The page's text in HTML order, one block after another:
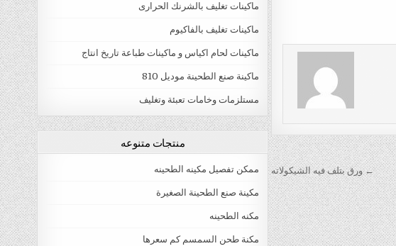
← ورق بتلف فيه الشيكولاته
ماكينات تغليف بالشرنك الحرارى
ماكينات تغليف بالفاكيوم
ماكينات لحام اكياس و ماكينات طباعة تاريخ انتاج
ماكينة صنع الطحينة موديل 810
مستلزمات وخامات تعبئة وتغليف
منتجات متنوعه
ممكن تفصيل مكينه الطحينه
مكينة صنع الطحينة الصغيرة
مكنه الطحينه
مكنة طحن السمسم كم سعرها